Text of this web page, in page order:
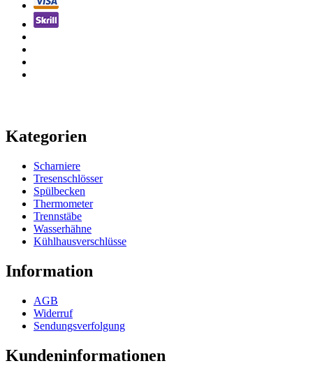
Kategorien
Scharniere
Tresenschlösser
Spülbecken
Thermometer
Trennstäbe
Wasserhähne
Kühlhausverschlüsse
Information
AGB
Widerruf
Sendungsverfolgung
Kundeninformationen